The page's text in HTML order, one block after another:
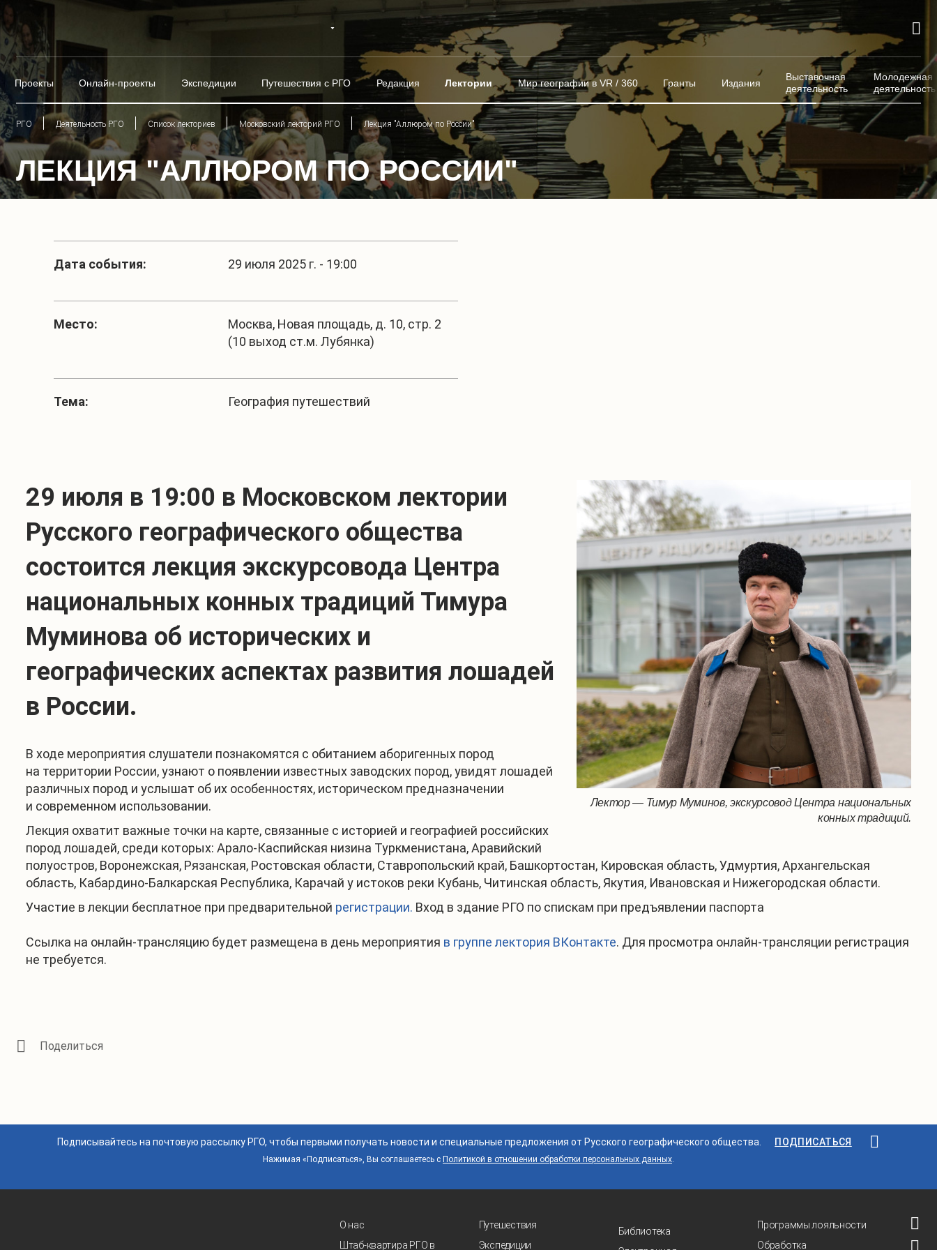
Проекты Онлайн-проекты Экспедиции Путешествия с РГО Редакция Лектории Мир географии в VR / 360 Гранты Издания
Выставочная
деятельность
Молодежная
деятельность
РГО Деятельность РГО Список лекториев Московский лекторий РГО Лекция "Аллюром по России"
ЛЕКЦИЯ "АЛЛЮРОМ ПО РОССИИ"
Дата события: 29 июля 2025 г. - 19:00
Место:
Москва, Новая площадь, д. 10, стр. 2
(10 выход ст.м. Лубянка)
Тема: География путешествий
Лектор — Тимур Муминов, экскурсовод Центра национальных
конных традиций.
29 июля в 19:00 в Московском лектории
Русского географического общества
состоится лекция экскурсовода Центра
национальных конных традиций Тимура
Муминова об исторических и
географических аспектах развития лошадей
в России.
В ходе мероприятия слушатели познакомятся с обитанием аборигенных пород
на территории России, узнают о появлении известных заводских пород, увидят лошадей
различных пород и услышат об их особенностях, историческом предназначении
и современном использовании.
Лекция охватит важные точки на карте, связанные с историей и географией российских
пород лошадей, среди которых: Арало-Каспийская низина Туркменистана, Аравийский
полуостров, Воронежская, Рязанская, Ростовская области, Ставропольский край, Башкортостан, Кировская область, Удмуртия, Архангельская
область, Кабардино-Балкарская Республика, Карачай у истоков реки Кубань, Читинская область, Якутия, Ивановская и Нижегородская области.
Участие в лекции бесплатное при предварительной регистрации. Вход в здание РГО по спискам при предъявлении паспорта
Ссылка на онлайн-трансляцию будет размещена в день мероприятия в группе лектория ВКонтакте. Для просмотра онлайн-трансляции регистрация
не требуется.
Подписывайтесь на почтовую рассылку РГО, чтобы первыми получать новости и специальные предложения от Русского географического общества. ПОДПИСАТЬСЯ
Нажимая «Подписаться», Вы соглашаетесь с Политикой в отношении обработки персональных данных.
О нас
Штаб-квартира РГО в
Путешествия
Экспедиции
Библиотека
Программы лояльности
Обработка